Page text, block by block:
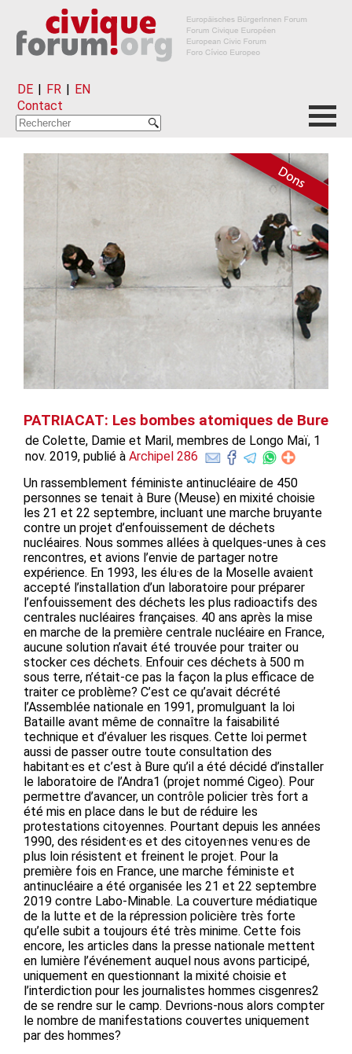
DE | FR | EN
Contact
PATRIACAT: Les bombes atomiques de Bure
de Colette, Damie et Maril, membres de Longo Maï, 1
nov. 2019, publié à Archipel 286
Un rassemblement féministe antinucléaire de 450
personnes se tenait à Bure (Meuse) en mixité choisie
les 21 et 22 septembre, incluant une marche bruyante
contre un projet d’enfouissement de déchets
nucléaires. Nous sommes allées à quelques-unes à ces
rencontres, et avions l’envie de partager notre
expérience. En 1993, les élu·es de la Moselle avaient
accepté l’installation d’un laboratoire pour préparer
l’enfouissement des déchets les plus radioactifs des
centrales nucléaires françaises. 40 ans après la mise
en marche de la première centrale nucléaire en France,
aucune solution n’avait été trouvée pour traiter ou
stocker ces déchets. Enfouir ces déchets à 500 m
sous terre, n’était-ce pas la façon la plus efficace de
traiter ce problème? C’est ce qu’avait décrété
l’Assemblée nationale en 1991, promulguant la loi
Bataille avant même de connaître la faisabilité
technique et d’évaluer les risques. Cette loi permet
aussi de passer outre toute consultation des
habitant·es et c’est à Bure qu’il a été décidé d’installer
le laboratoire de l’Andra1 (projet nommé Cigeo). Pour
permettre d’avancer, un contrôle policier très fort a
été mis en place dans le but de réduire les
protestations citoyennes. Pourtant depuis les années
1990, des résident·es et des citoyen·nes venu·es de
plus loin résistent et freinent le projet. Pour la
première fois en France, une marche féministe et
antinucléaire a été organisée les 21 et 22 septembre
2019 contre Labo-Minable. La couverture médiatique
de la lutte et de la répression policière très forte
qu’elle subit a toujours été très minime. Cette fois
encore, les articles dans la presse nationale mettent
en lumière l’événement auquel nous avons participé,
uniquement en questionnant la mixité choisie et
l’interdiction pour les journalistes hommes cisgenres2
de se rendre sur le camp. Devrions-nous alors compter
le nombre de manifestations couvertes uniquement
par des hommes?